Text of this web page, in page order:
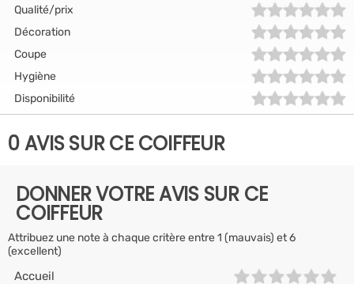
Qualité/prix
Décoration
Coupe
Hygiène
Disponibilité
0 AVIS SUR CE COIFFEUR
DONNER VOTRE AVIS SUR CE
COIFFEUR
Attribuez une note à chaque critère entre 1 (mauvais) et 6
(excellent)
Accueil